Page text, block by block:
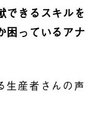
できるスキルを
困っているアナ
生産者さんの声